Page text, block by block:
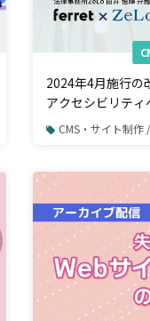
2024年4月施行の
アクセシビリテ
CMS・サイト制作 /